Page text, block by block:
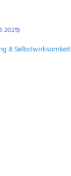
& Selbstwirksamkeit